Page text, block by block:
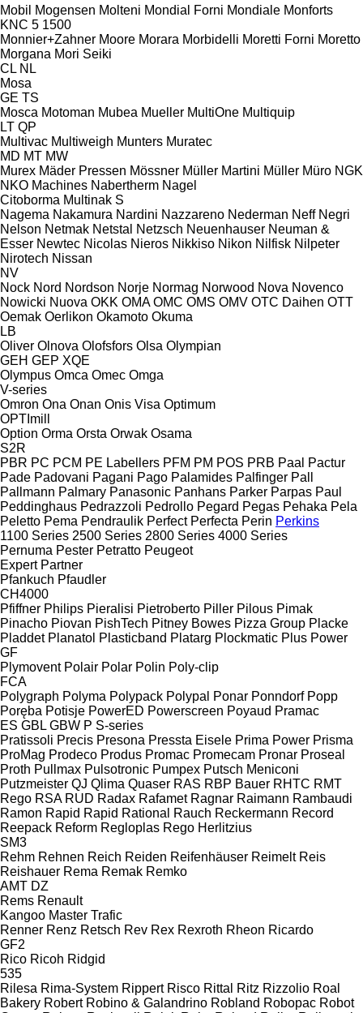
Mobil
Mogensen Molteni Mondial Forni Mondiale Monforts
KNC 5 1500
Monnier+Zahner Moore Morara Morbidelli Moretti Forni Moretto
Morgana Mori Seiki
CL NL
Mosa
GE TS
Mosca Motoman Mubea Mueller MultiOne Multiquip
LT QP
Multivac Multiweigh Munters Muratec
MD MT MW
Murex Mäder Pressen Mössner Müller Martini Müller Müro NGK
NKO Machines Nabertherm Nagel
Citoborma Multinak S
Nagema Nakamura Nardini Nazzareno Nederman Neff Negri
Nelson Netmak Netstal Netzsch Neuenhauser Neuman &
Esser Newtec Nicolas Nieros Nikkiso Nikon Nilfisk Nilpeter
Nirotech Nissan
NV
Nock Nord Nordson Norje Normag Norwood Nova Novenco
Nowicki Nuova OKK OMA OMC OMS OMV OTC Daihen OTT
Oemak Oerlikon Okamoto Okuma
LB
Oliver Olnova Olofsfors Olsa Olympian
GEH GEP XQE
Olympus Omca Omec Omga
V-series
Omron Ona Onan Onis Visa Optimum
OPTImill
Option Orma Orsta Orwak Osama
S2R
PBR PC PCM PE Labellers PFM PM POS PRB Paal
Pactur
Pade Padovani Pagani Pago Palamides Palfinger Pall
Pallmann Palmary Panasonic Panhans Parker Parpas Paul
Peddinghaus Pedrazzoli Pedrollo Pegard Pegas Pehaka Pela
Peletto Pema Pendraulik Perfect Perfecta Perin Perkins
1100 Series 2500 Series 2800 Series 4000 Series
Pernuma Pester Petratto Peugeot
Expert Partner
Pfankuch Pfaudler
CH4000
Pfiffner Philips Pieralisi Pietroberto Piller Pilous Pimak
Pinacho Piovan PishTech Pitney Bowes Pizza Group Placke
Pladdet Planatol Plasticband Platarg Plockmatic Plus Power
GF
Plymovent Polair Polar Polin Poly-clip
FCA
Polygraph Polyma Polypack Polypal Ponar Ponndorf Popp
Poręba Potisje PowerED Powerscreen Poyaud Pramac
ES GBL GBW P S-series
Pratissoli Precis Presona Pressta Eisele Prima Power Prisma
ProMag Prodeco Produs Promac Promecam Pronar Proseal
Proth Pullmax Pulsotronic Pumpex Putsch Meniconi
Putzmeister QJ Qlima Quaser RAS RBP Bauer RHTC RMT
Rego RSA RUD Radax Rafamet Ragnar Raimann Rambaudi
Ramon Rapid Rapid Rational Rauch Reckermann Record
Reepack Reform Regloplas Rego Herlitzius
SM3
Rehm Rehnen Reich Reiden Reifenhäuser Reimelt Reis
Reishauer Rema Remak Remko
AMT DZ
Rems Renault
Kangoo Master Trafic
Renner Renz Retsch Rev Rex Rexroth Rheon Ricardo
GF2
Rico Ricoh Ridgid
535
Rilesa Rima-System Rippert Risco Rittal Ritz Rizzolio Roal
Bakery Robert Robino & Galandrino Robland Robopac Robot